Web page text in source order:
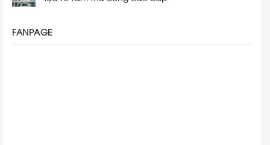
FANPAGE